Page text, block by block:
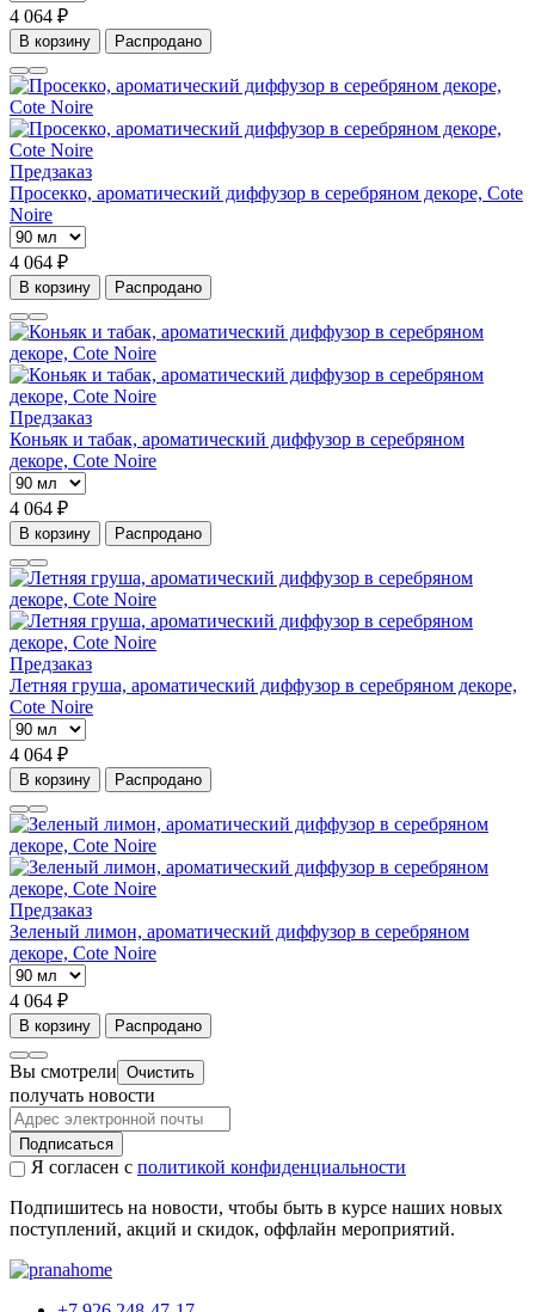
4 064 ₽
В корзину Распродано
Предзаказ
Просекко, ароматический диффузор в серебряном декоре, Cote
Noire
4 064 ₽
В корзину Распродано
Предзаказ
Коньяк и табак, ароматический диффузор в серебряном
декоре, Cote Noire
4 064 ₽
В корзину Распродано
Предзаказ
Летняя груша, ароматический диффузор в серебряном декоре,
Cote Noire
4 064 ₽
В корзину Распродано
Предзаказ
Зеленый лимон, ароматический диффузор в серебряном
декоре, Cote Noire
4 064 ₽
В корзину Распродано
Вы смотрели Очистить
получать новости
Подписаться
Я согласен с политикой конфиденциальности
Подпишитесь на новости, чтобы быть в курсе наших новых
поступлений, акций и скидок, оффлайн мероприятий.